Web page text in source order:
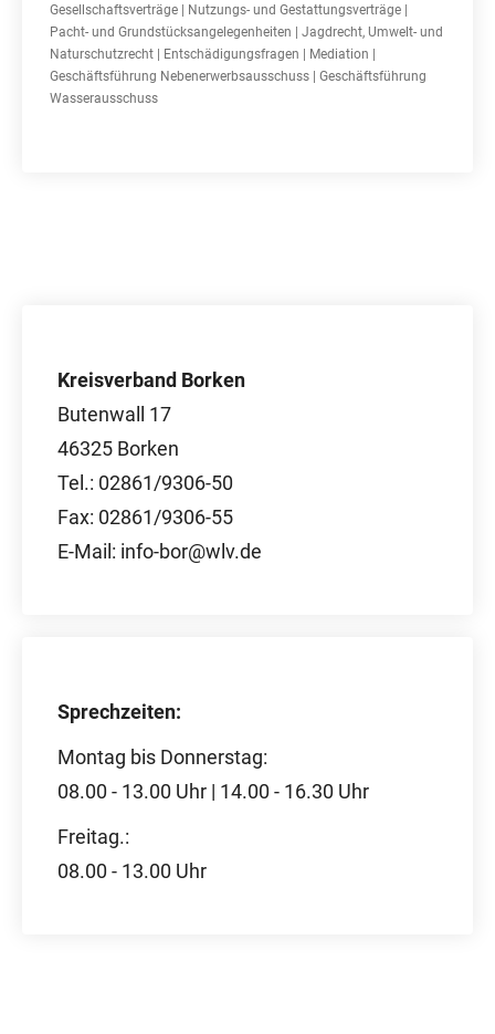
Gesellschaftsverträge | Nutzungs- und Gestattungsverträge |
Pacht- und Grundstücksangelegenheiten | Jagdrecht, Umwelt- und
Naturschutzrecht | Entschädigungsfragen | Mediation |
Geschäftsführung Nebenerwerbsausschuss | Geschäftsführung
Wasserausschuss
Kreisverband Borken
Butenwall 17
46325 Borken
Tel.: 02861/9306-50
Fax: 02861/9306-55
E-Mail: info-bor@wlv.de
Sprechzeiten:
Montag bis Donnerstag:
08.00 - 13.00 Uhr | 14.00 - 16.30 Uhr
Freitag.:
08.00 - 13.00 Uhr